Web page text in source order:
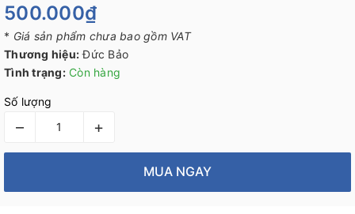
500.000₫
* Giá sản phẩm chưa bao gồm VAT
Thương hiệu: Đức Bảo
Tình trạng: Còn hàng
Số lượng
– +
MUA NGAY